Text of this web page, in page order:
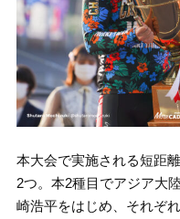
本大会で実施される短距
2つ。本2種目でアジア大
崎浩平をはじめ、それぞ